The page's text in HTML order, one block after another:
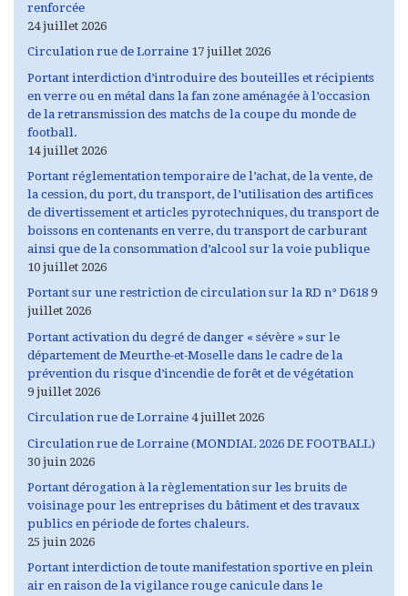
renforcée
24 juillet 2026
Circulation rue de Lorraine 17 juillet 2026
Portant interdiction d’introduire des bouteilles et récipients
en verre ou en métal dans la fan zone aménagée à l’occasion
de la retransmission des matchs de la coupe du monde de
football.
14 juillet 2026
Portant réglementation temporaire de l’achat, de la vente, de
la cession, du port, du transport, de l’utilisation des artifices
de divertissement et articles pyrotechniques, du transport de
boissons en contenants en verre, du transport de carburant
ainsi que de la consommation d’alcool sur la voie publique
10 juillet 2026
Portant sur une restriction de circulation sur la RD n° D618 9
juillet 2026
Portant activation du degré de danger « sévère » sur le
département de Meurthe-et-Moselle dans le cadre de la
prévention du risque d’incendie de forêt et de végétation
9 juillet 2026
Circulation rue de Lorraine 4 juillet 2026
Circulation rue de Lorraine (MONDIAL 2026 DE FOOTBALL)
30 juin 2026
Portant dérogation à la règlementation sur les bruits de
voisinage pour les entreprises du bâtiment et des travaux
publics en période de fortes chaleurs.
25 juin 2026
Portant interdiction de toute manifestation sportive en plein
air en raison de la vigilance rouge canicule dans le